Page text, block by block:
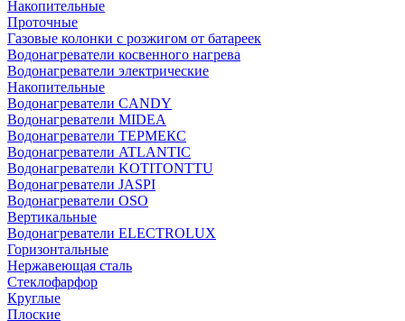
Накопительные
Проточные
Газовые колонки с розжигом от батареек
Водонагреватели косвенного нагрева
Водонагреватели электрические
Накопительные
Водонагреватели CANDY
Водонагреватели MIDEA
Водонагреватели ТЕРМЕКС
Водонагреватели ATLANTIC
Водонагреватели KOTITONTTU
Водонагреватели JASPI
Водонагреватели OSO
Вертикальные
Водонагреватели ELECTROLUX
Горизонтальные
Нержавеющая сталь
Стеклофарфор
Круглые
Плоские